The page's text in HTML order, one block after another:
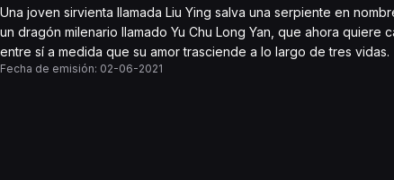
Una joven sirvienta llamada Liu Ying salva una serpiente en
un dragón milenario llamado Yu Chu Long Yan, que ahora
entre sí a medida que su amor trasciende a lo largo de tres vidas.
Fecha de emisión: 02-06-2021